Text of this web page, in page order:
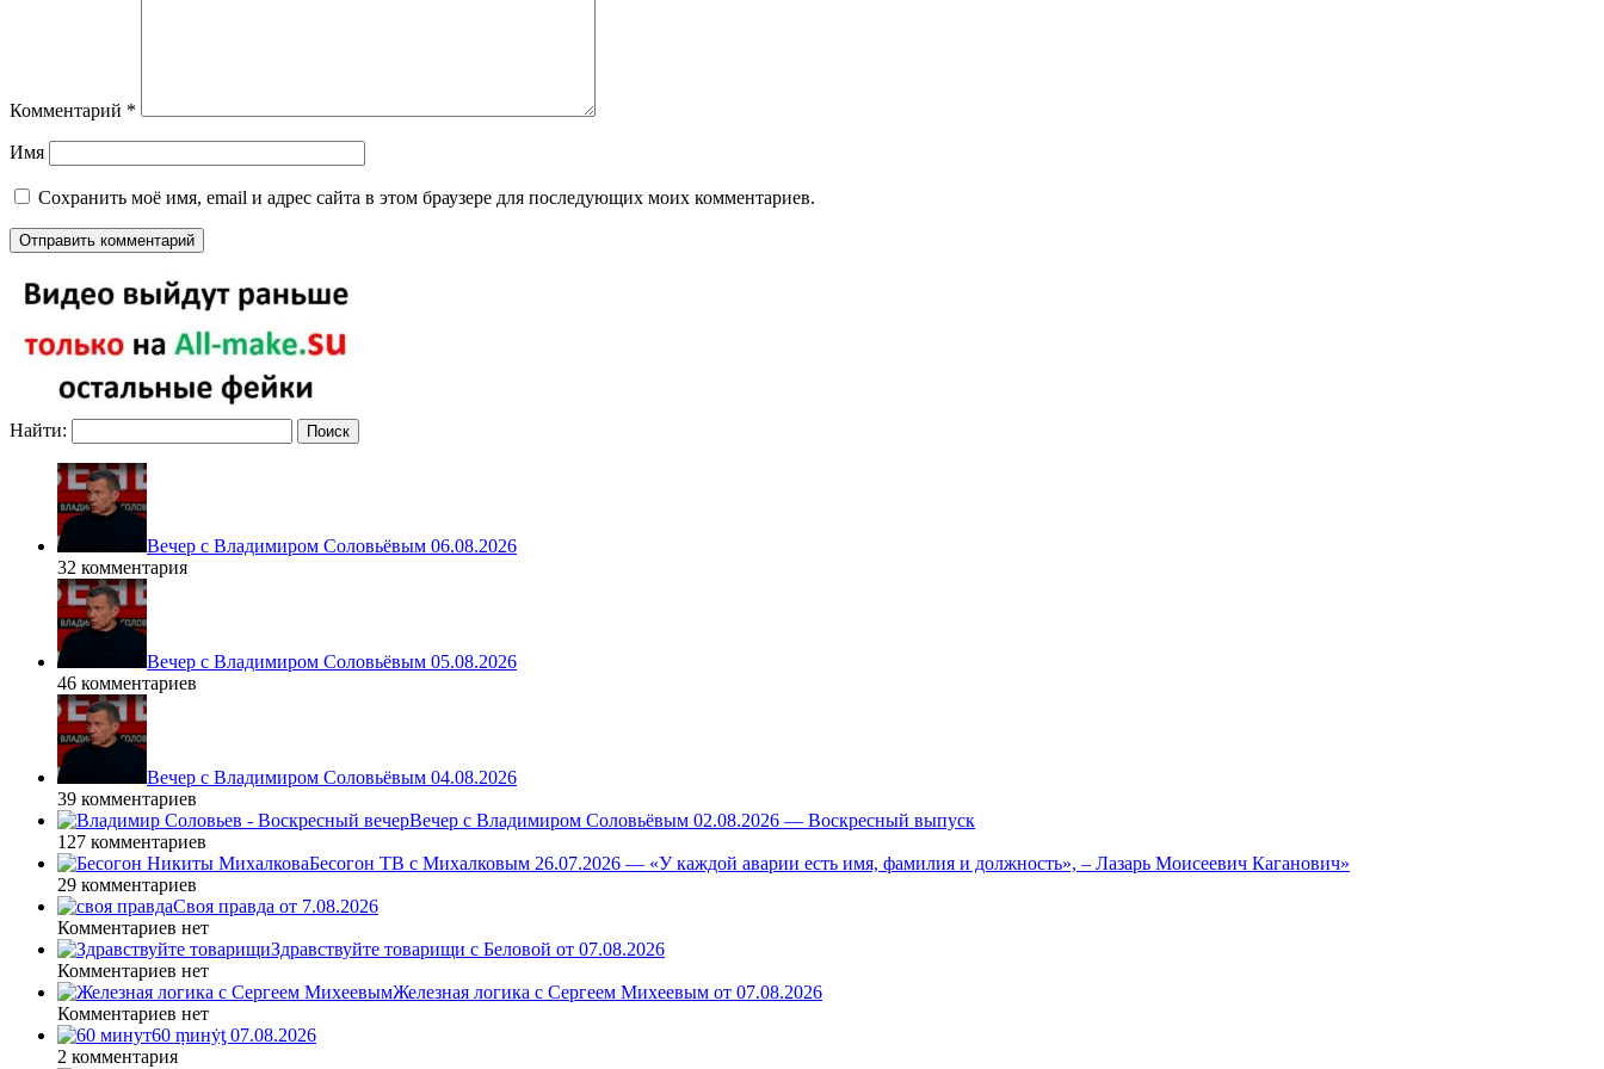
Комментарий *
Имя
Сохранить моё имя, email и адрес сайта в этом браузере для последующих моих комментариев.
Найти:
Вечер с Владимиром Соловьёвым 06.08.2026
32 комментария
Вечер с Владимиром Соловьёвым 05.08.2026
46 комментариев
Вечер с Владимиром Соловьёвым 04.08.2026
39 комментариев
Вечер с Владимиром Соловьёвым 02.08.2026 — Воскресный выпуск
127 комментариев
Бесогон ТВ с Михалковым 26.07.2026 — «У каждой аварии есть имя, фамилия и должность», – Лазарь Моисеевич Каганович»
29 комментариев
Своя правда от 7.08.2026
Комментариев нет
Здравствуйте товарищи с Беловой от 07.08.2026
Комментариев нет
Железная логика с Сергеем Михеевым от 07.08.2026
Комментариев нет
60 ṃинẏƫ 07.08.2026
2 комментария